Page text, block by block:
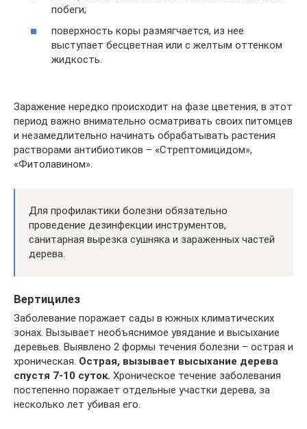
побеги;
поверхность коры размягчается, из нее
выступает бесцветная или с желтым оттенком
жидкость.
Заражение нередко происходит на фазе цветения, в этот
период важно внимательно осматривать своих питомцев
и незамедлительно начинать обрабатывать растения
растворами антибиотиков – «Стрептомицидом»,
«Фитолавином».
Для профилактики болезни обязательно
проведение дезинфекции инструментов,
санитарная вырезка сушняка и зараженных частей
дерева.
Вертицилез
Заболевание поражает сады в южных климатических
зонах. Вызывает необъяснимое увядание и высыхание
деревьев. Выявлено 2 формы течения болезни – острая и
хроническая. Острая, вызывает высыхание дерева
спустя 7-10 суток. Хроническое течение заболевания
постепенно поражает отдельные участки дерева, за
несколько лет убивая его.